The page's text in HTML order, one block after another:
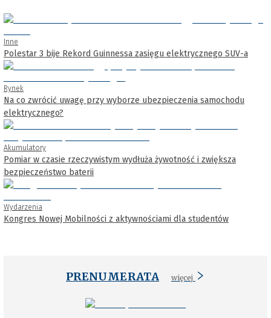
Inne
Polestar 3 bije Rekord Guinnessa zasięgu elektrycznego SUV-a
Rynek
Na co zwrócić uwagę przy wyborze ubezpieczenia samochodu
elektrycznego?
Akumulatory
Pomiar w czasie rzeczywistym wydłuża żywotność i zwiększa
bezpieczeństwo baterii
Wydarzenia
Kongres Nowej Mobilności z aktywnościami dla studentów
PRENUMERATA więcej